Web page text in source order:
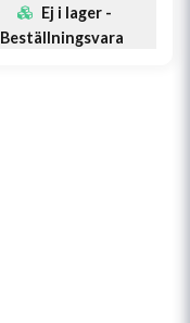
Ej i lager -
Beställningsvara